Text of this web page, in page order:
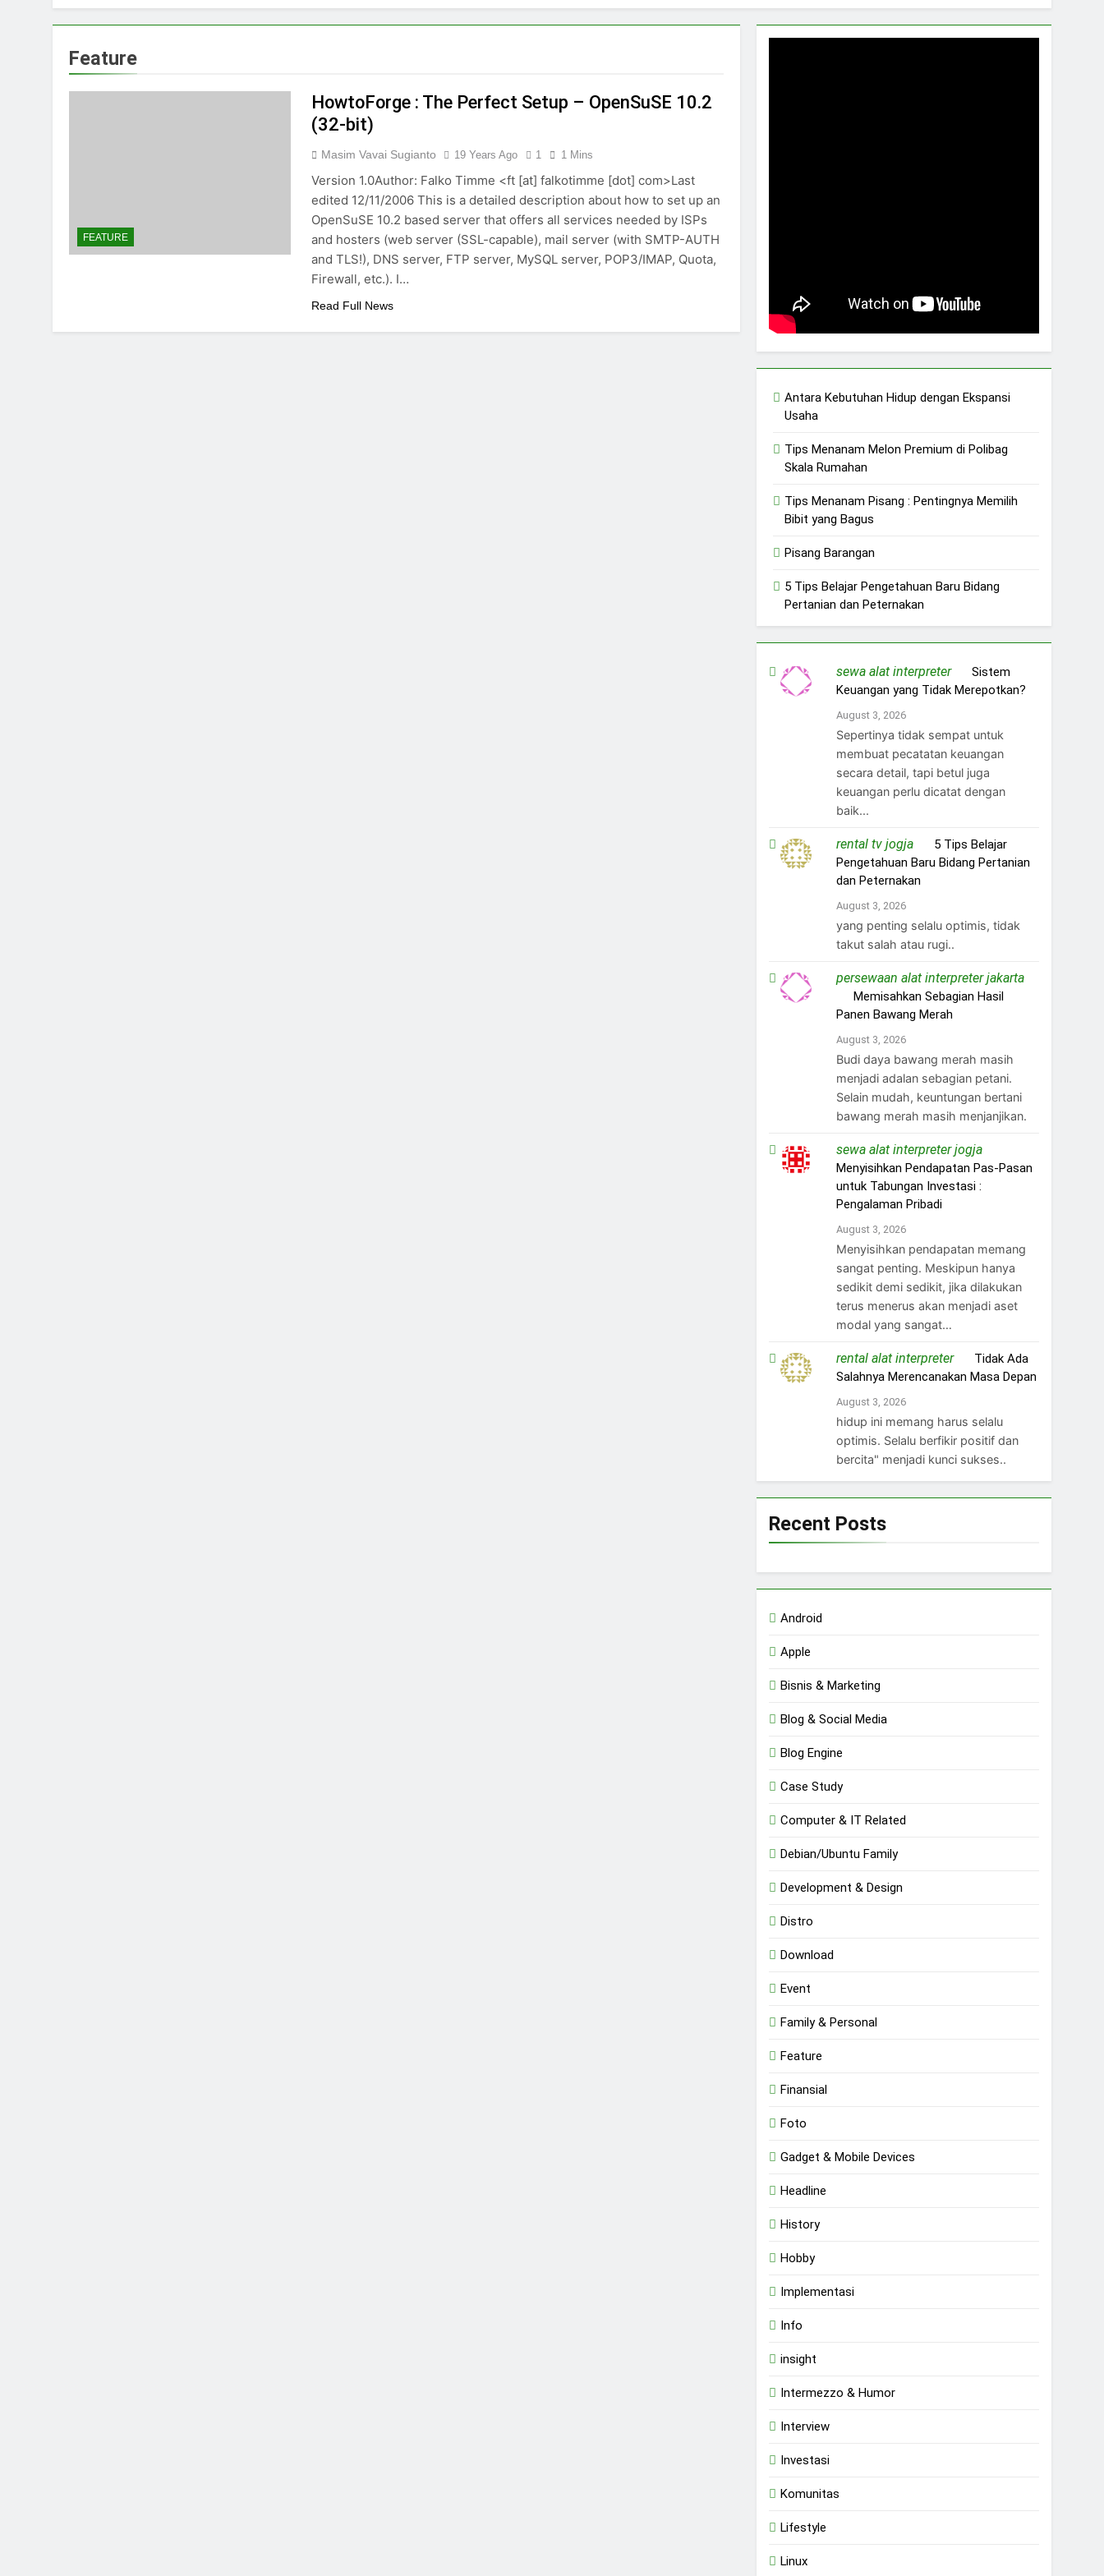
Feature
FEATURE
HowtoForge : The Perfect Setup – OpenSuSE 10.2
(32-bit)
Masim Vavai Sugianto 19 Years Ago 1 1 Mins
Version 1.0Author: Falko Timme <ft [at] falkotimme [dot] com>Last
edited 12/11/2006 This is a detailed description about how to set up an
OpenSuSE 10.2 based server that offers all services needed by ISPs
and hosters (web server (SSL-capable), mail server (with SMTP-AUTH
and TLS!), DNS server, FTP server, MySQL server, POP3/IMAP, Quota,
Firewall, etc.). I…
Read Full News
Antara Kebutuhan Hidup dengan Ekspansi
Usaha
Tips Menanam Melon Premium di Polibag
Skala Rumahan
Tips Menanam Pisang : Pentingnya Memilih
Bibit yang Bagus
Pisang Barangan
5 Tips Belajar Pengetahuan Baru Bidang
Pertanian dan Peternakan
sewa alat interpreteron Sistem
Keuangan yang Tidak Merepotkan?
August 3, 2026
Sepertinya tidak sempat untuk
membuat pecatatan keuangan
secara detail, tapi betul juga
keuangan perlu dicatat dengan
baik...
rental tv jogjaon 5 Tips Belajar
Pengetahuan Baru Bidang Pertanian
dan Peternakan
August 3, 2026
yang penting selalu optimis, tidak
takut salah atau rugi..
persewaan alat interpreter jakarta
Memisahkan Sebagian Hasil
Panen Bawang Merah
August 3, 2026
Budi daya bawang merah masih
menjadi adalan sebagian petani.
Selain mudah, keuntungan bertani
bawang merah masih menjanjikan.
sewa alat interpreter jogjaon
Menyisihkan Pendapatan Pas-Pasan
untuk Tabungan Investasi :
Pengalaman Pribadi
August 3, 2026
Menyisihkan pendapatan memang
sangat penting. Meskipun hanya
sedikit demi sedikit, jika dilakukan
terus menerus akan menjadi aset
modal yang sangat…
rental alat interpreteron Tidak Ada
Salahnya Merencanakan Masa Depan
August 3, 2026
hidup ini memang harus selalu
optimis. Selalu berfikir positif dan
bercita" menjadi kunci sukses..
Recent Posts
Android
Apple
Bisnis & Marketing
Blog & Social Media
Blog Engine
Case Study
Computer & IT Related
Debian/Ubuntu Family
Development & Design
Distro
Download
Event
Family & Personal
Feature
Finansial
Foto
Gadget & Mobile Devices
Headline
History
Hobby
Implementasi
Info
insight
Intermezzo & Humor
Interview
Investasi
Komunitas
Lifestyle
Linux